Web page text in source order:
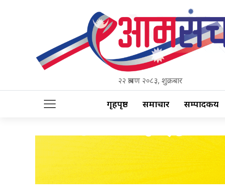
२२ श्रावण २०८३, शुक्रबार
गृहपृष्ठ समाचार सम्पादकीय